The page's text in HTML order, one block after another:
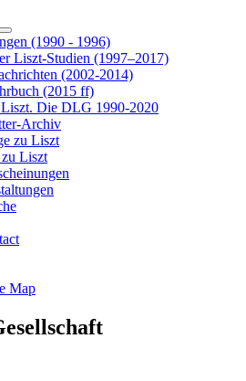
(1990 - 1996)
Liszt-Studien (1997–2017)
(2002-2014)
(2015 ff)
Die DLG 1990-2020
Archiv
zu Liszt
Liszt
Map